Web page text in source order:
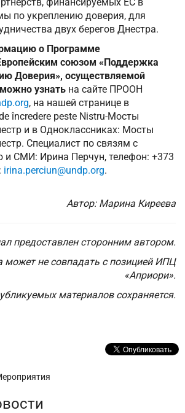
по укреплению доверия, для
двух берегов Днестра.
о Программе
союзом «Поддержка
Доверия», осуществляемой
узнать на сайте ПРООН
, на нашей странице в
încredere peste Nistru-Мосты
и в Одноклассниках: Мосты
Специалист по связям с
и СМИ: Ирина Перчун, телефон: +373
irina.perciun@undp.org.
Автор: Марина Киреева
предоставлен сторонним автором.
может не совпадать с позицией ИПЦ
«Априори».
материалов сохраняется.